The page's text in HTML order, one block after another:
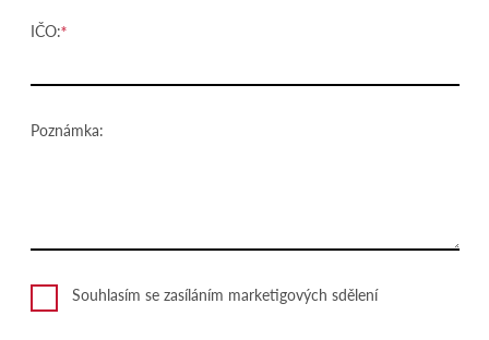
IČO:
Poznámka:
Souhlasím se zasíláním marketigových sdělení